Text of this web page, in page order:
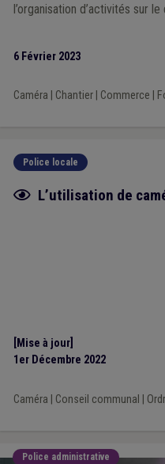
l’organisation d’activités sur
6 Février 2023
Caméra Chantier| Commerce
Police locale
Fiche focus
L’utilisation de
[Mise à jour]
1er Décembre 2022
Caméra Conseil communal
Police administrative